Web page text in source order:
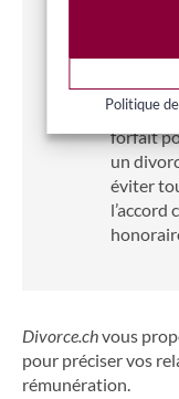
Un·e
Rien
forfait
un
éviter
l’accord
Divorce.chvous
pour préciser vos
rémunération.
Politique